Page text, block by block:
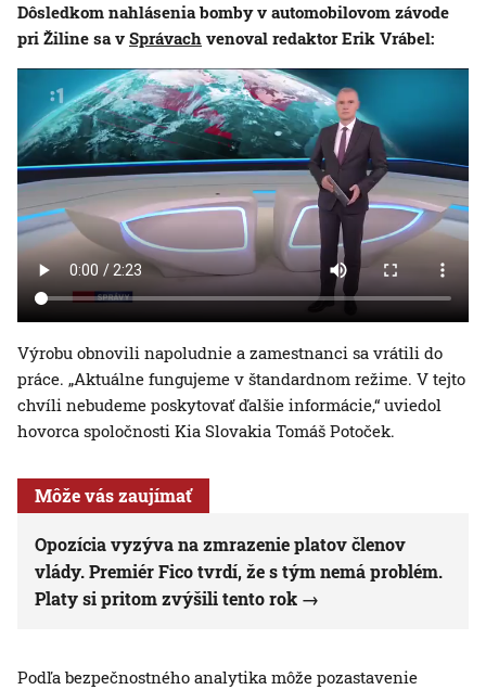
Dôsledkom nahlásenia bomby v automobilovom závode
pri Žiline sa v Správach venoval redaktor Erik Vrábel:
Výrobu obnovili napoludnie a zamestnanci sa vrátili do
práce. „Aktuálne fungujeme v štandardnom režime. V tejto
chvíli nebudeme poskytovať ďalšie informácie,“ uviedol
hovorca spoločnosti Kia Slovakia Tomáš Potoček.
Môže vás zaujímať
Opozícia vyzýva na zmrazenie platov členov
vlády. Premiér Fico tvrdí, že s tým nemá problém.
Platy si pritom zvýšili tento rok
Podľa bezpečnostného analytika môže pozastavenie